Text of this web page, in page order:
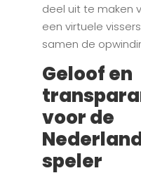
deel uit te maken
een virtuele
samen de
Geloof en
voor de
speler